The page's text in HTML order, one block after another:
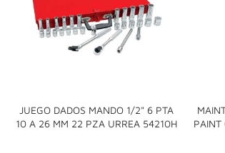
JUEGO DADOS MANDO 1/2" 6 PTA
10 A 26 MM 22 PZA URREA 54210H

PAINT